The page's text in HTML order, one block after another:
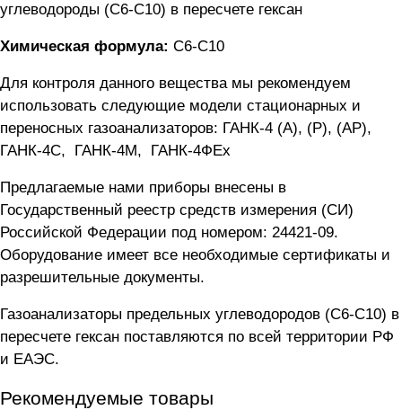
углеводороды (C6-C10) в пересчете гексан
Химическая формула: C6-C10
Для контроля данного вещества мы рекомендуем
использовать следующие модели стационарных и
переносных газоанализаторов: ГАНК-4 (А), (Р), (АР),
ГАНК-4C, ГАНК-4М, ГАНК-4ФEx
Предлагаемые нами приборы внесены в
Государственный реестр средств измерения (СИ)
Российской Федерации под номером: 24421-09.
Оборудование имеет все необходимые сертификаты и
разрешительные документы.
Газоанализаторы предельных углеводородов (C6-C10) в
пересчете гексан поставляются по всей территории РФ
и ЕАЭС.
Рекомендуемые товары